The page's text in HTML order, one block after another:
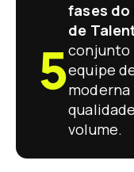
5
fases
de
conjunto
equipe
volume.